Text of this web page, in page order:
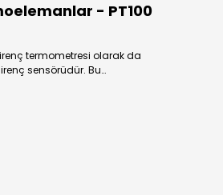
- PT100
termometresi olarak da
sensörüdür. Bu…